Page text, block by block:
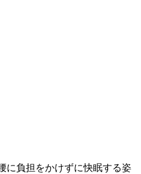
に負担をかけずに快眠する姿